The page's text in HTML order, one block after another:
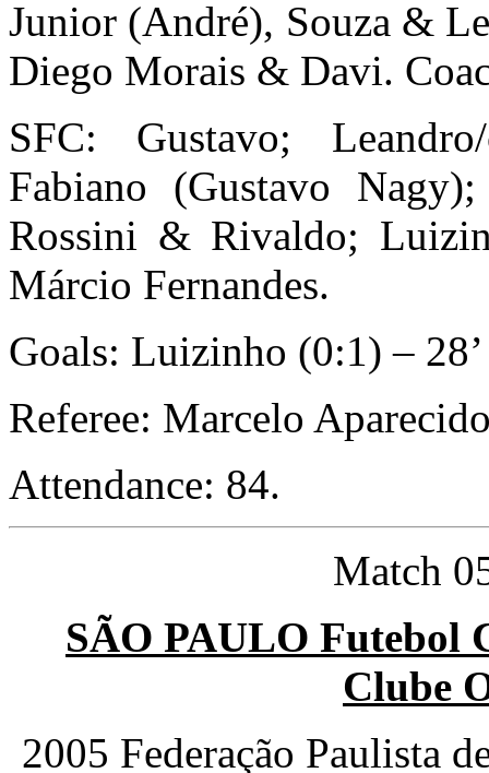
Junior (André), Souza &
Diego Morais & Davi.
SFC: Gustavo;
Fabiano (Gustavo
Rossini & Rivaldo;
Márcio Fernandes.
Goals: Luizinho (0:1) –
Referee: Marcelo
Attendance: 84.
Match
SÃO PAULO Futebol
Clube
2005 Federação Paulista